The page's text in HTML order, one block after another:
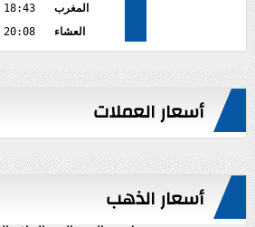
المغرب
18:43
العشاء
20:08
أسعار العملات
أسعار الذهب